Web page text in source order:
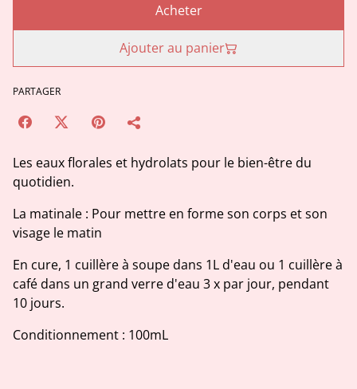
Acheter
Ajouter au panier
PARTAGER
Les eaux florales et hydrolats pour le bien-être du
quotidien.
La matinale : Pour mettre en forme son corps et son
visage le matin
En cure, 1 cuillère à soupe dans 1L d'eau ou 1 cuillère à
café dans un grand verre d'eau 3 x par jour, pendant
10 jours.
Conditionnement : 100mL